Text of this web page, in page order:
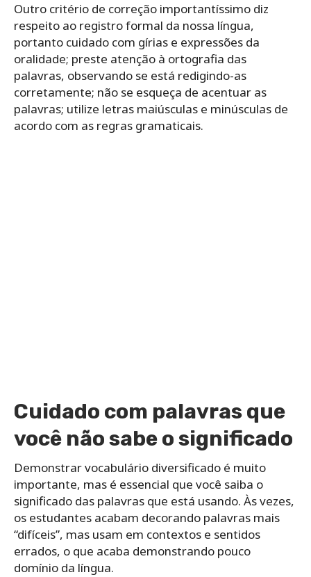
Outro critério de correção importantíssimo diz
respeito ao registro formal da nossa língua,
portanto cuidado com gírias e expressões da
oralidade; preste atenção à ortografia das
palavras, observando se está redigindo-as
corretamente; não se esqueça de acentuar as
palavras; utilize letras maiúsculas e minúsculas de
acordo com as regras gramaticais.
Cuidado com palavras que
você não sabe o significado
Demonstrar vocabulário diversificado é muito
importante, mas é essencial que você saiba o
significado das palavras que está usando. Às vezes,
os estudantes acabam decorando palavras mais
“difíceis”, mas usam em contextos e sentidos
errados, o que acaba demonstrando pouco
domínio da língua.